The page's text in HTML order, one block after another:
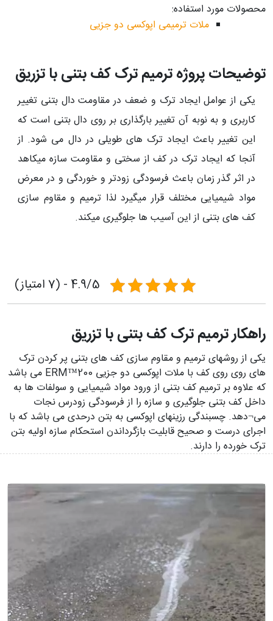
محصولات مورد استفاده:
ملات ترمیمی اپوکسی دو جزیی
توضیحات پروژه ترمیم ترک کف بتنی با تزریق
یکی از عوامل ایجاد ترک و ضعف در مقاومت دال بتنی تغییر
کاربری و به نوبه آن تغییر بارگذاری بر روی دال بتنی است که
این تغییر باعث ایجاد ترک های طویلی در دال می شود. از
آنجا که ایجاد ترک در کف از سختی و مقاومت سازه میکاهد
در اثر گذر زمان باعث فرسودگی زودتر و خوردگی و در معرض
مواد شیمیایی مختلف قرار میگیرد لذا ترمیم و مقاوم سازی
کف های بتنی از این آسیب ها جلوگیری میکند.
4.9/5 - (7 امتیاز)
راهکار ترمیم ترک کف بتنی با تزریق
یکی از روشهای ترمیم و مقاوم سازی کف های بتنی پر کردن ترک
های روی روی کف با ملات اپوکسی دو جزیی ERM™200 می باشد
که علاوه بر ترمیم کف بتنی از ورود مواد شیمیایی و سولفات ها به
داخل کف بتنی جلوگیری و سازه را از فرسودگی زودرس نجات
می¬دهد. چسبندگی رزینهای اپوکسی به بتن درحدی می باشد که با
اجرای درست و صحیح قابلیت بازگرداندن استحکام سازه اولیه بتن
ترک خورده را دارند.